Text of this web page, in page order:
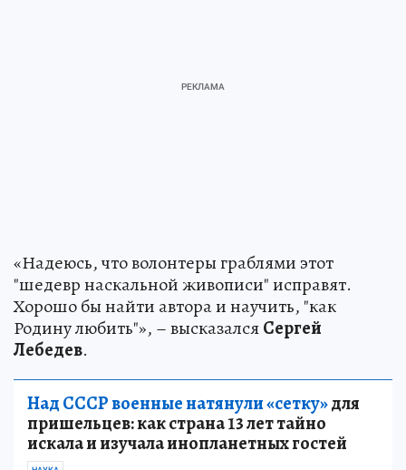
«Надеюсь, что волонтеры граблями этот
"шедевр наскальной живописи" исправят.
Хорошо бы найти автора и научить, "как
Родину любить"», – высказалсяСергей
Лебедев.
Над СССР военные натянули «сетку»для
пришельцев: как страна 13 лет тайно
искала и изучала инопланетных гостей